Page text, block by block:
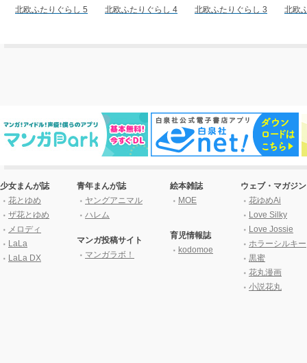
北欧ふたりぐらし 5 北欧ふたりぐらし 4 北欧ふたりぐらし 3 北欧
少女まんが誌
花とゆめ
ザ花とゆめ
メロディ
LaLa
LaLa DX
青年まんが誌
ヤングアニマル
ハレム
マンガ投稿サイト
マンガラボ！
絵本雑誌
MOE
育児情報誌
kodomoe
ウェブ・マガジン
花ゆめAi
Love Silky
Love Jossie
ホラーシルキー
黒蜜
花丸漫画
小説花丸